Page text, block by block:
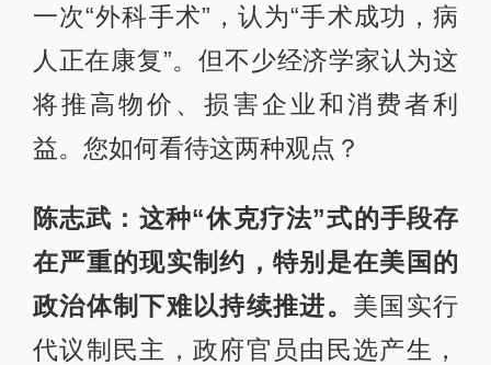
一次“外科手术”，认为“手术成功，病
人正在康复”。但不少经济学家认为这
将推高物价、损害企业和消费者利
益。您如何看待这两种观点？
陈志武：这种“休克疗法”式的手段存
在严重的现实制约，特别是在美国的
政治体制下难以持续推进。 美国实行
代议制民主，政府官员由民选产生，